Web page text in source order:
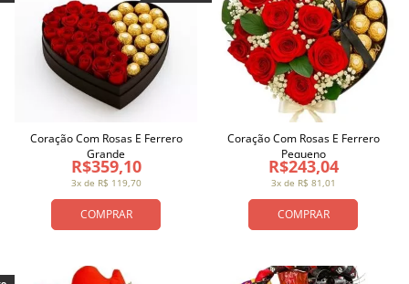
COMPRAR
3x de R$ 119,70
R$359,10
Coração Com Rosas E Ferrero
Grande
COMPRAR
3x de R$ 81,01
R$243,04
Coração Com Rosas E Ferrero
Pequeno